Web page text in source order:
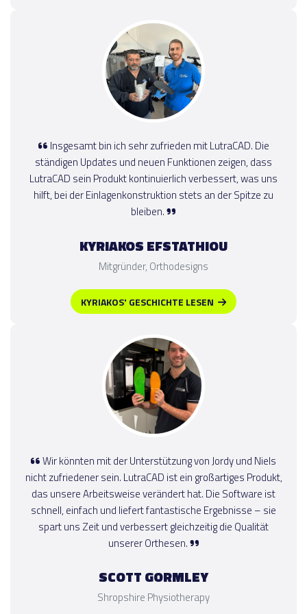
Insgesamt bin ich sehr zufrieden mit LutraCAD. Die
ständigen Updates und neuen Funktionen zeigen, dass
LutraCAD sein Produkt kontinuierlich verbessert, was uns
hilft, bei der Einlagenkonstruktion stets an der Spitze zu
bleiben.
KYRIAKOS EFSTATHIOU
Mitgründer, Orthodesigns
KYRIAKOS' GESCHICHTE LESEN
Wir könnten mit der Unterstützung von Jordy und Niels
nicht zufriedener sein. LutraCAD ist ein großartiges Produkt,
das unsere Arbeitsweise verändert hat. Die Software ist
schnell, einfach und liefert fantastische Ergebnisse – sie
spart uns Zeit und verbessert gleichzeitig die Qualität
unserer Orthesen.
SCOTT GORMLEY
Shropshire Physiotherapy